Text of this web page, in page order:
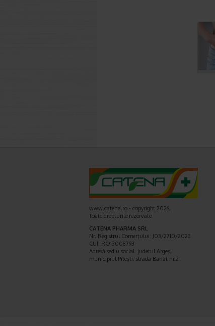
www.catena.ro - copyright 2026,
Toate drepturile rezervate
CATENA PHARMA SRL
Nr. Registrul Comerţului: J03/2710/2023
CUI: RO 3008793
Adresă sediu social: judetul Argeş,
municipiul Piteşti, strada Banat nr.2